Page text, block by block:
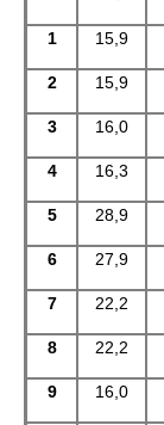
1 15,9
2 15,9
3 16,0
4 16,3
5 28,9
6 27,9
7 22,2
8 22,2
9 16,0